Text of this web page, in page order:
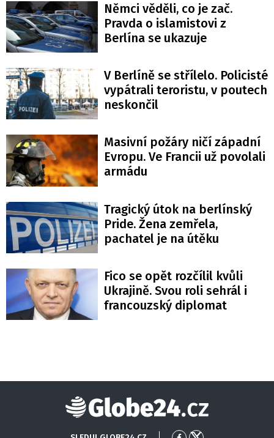
Němci věděli, co je zač.
Pravda o islamistovi z
Berlína se ukazuje
V Berlíně se střílelo. Policisté
vypátrali teroristu, v poutech
neskončil
Masivní požáry ničí západní
Evropu. Ve Francii už povolali
armádu
Tragický útok na berlínský
Pride. Žena zemřela,
pachatel je na útěku
Fico se opět rozčílil kvůli
Ukrajině. Svou roli sehrál i
francouzský diplomat
Globe24